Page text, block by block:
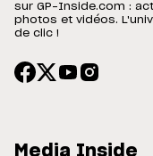
sur GP-Inside.com :
photos et vidéos.
de clic !
Media Inside